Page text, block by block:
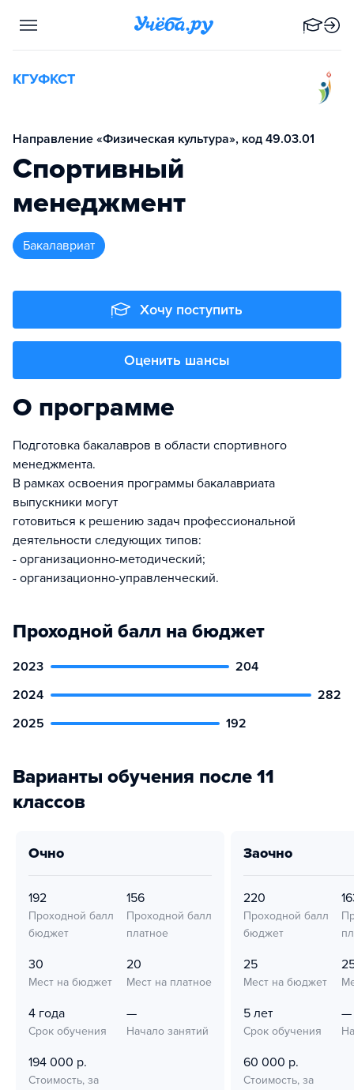
КГУФКСТ
Направление «Физическая культура», код 49.03.01
Спортивный
менеджмент
бакалавриат
Хочу поступить
Оценить шансы
О программе
Подготовка бакалавров в области спортивного
менеджмента.
В рамках освоения программы бакалавриата
выпускники могут
готовиться к решению задач профессиональной
деятельности следующих типов:
- организационно-методический;
- организационно-управленческий.
Проходной балл на бюджет
2023
204
2024
282
2025
192
Варианты обучения после 11
классов
очно
192
Проходной балл
бюджет
156
Проходной балл
платное
30
Мест на бюджет
20
Мест на платное
4 года
Срок обучения
—
Начало занятий
194 000 р.
Стоимость, за
заочно
220
Проходной балл
бюджет
25
Мест на бюджет
5 лет
Срок обучения
—
60 000 р.
Стоимость, за